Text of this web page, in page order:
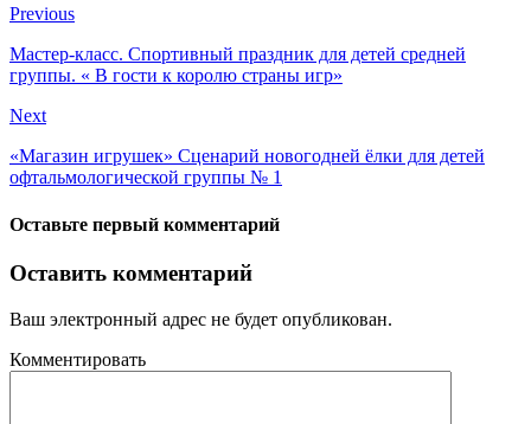
Previous
Мастер-класс. Спортивный праздник для детей средней
группы. « В гости к королю страны игр»
Next
«Магазин игрушек» Сценарий новогодней ёлки для детей
офтальмологической группы № 1
Оставьте первый комментарий
Оставить комментарий
Ваш электронный адрес не будет опубликован.
Комментировать